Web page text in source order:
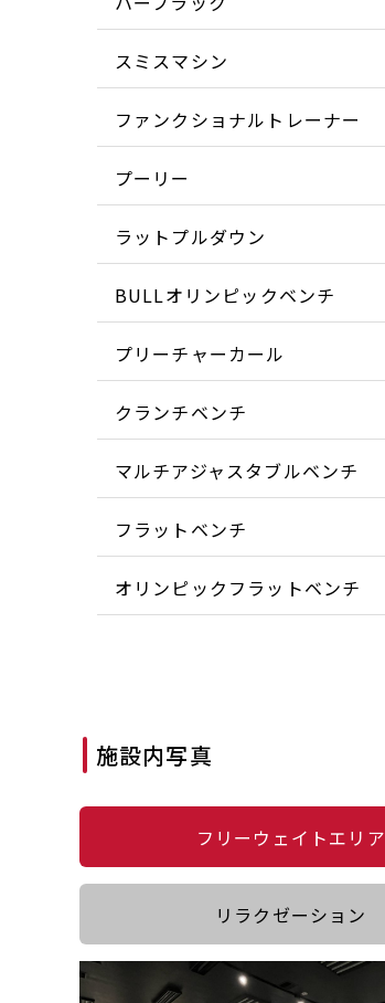
スミスマシン
ファンクショナルトレーナー
プーリー
ラットプルダウン
BULLオリンピックベンチ
プリーチャーカール
クランチベンチ
マルチアジャスタブルベンチ
フラットベンチ
オリンピックフラットベンチ
施設内写真
フリーウェイトエリア
リラクゼーション